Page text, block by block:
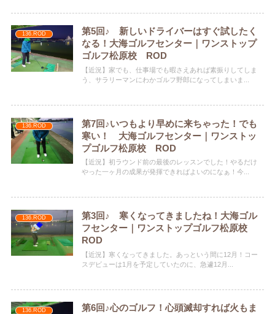
136.ROD
第5回♪ 新しいドライバーはすぐ試したく
なる！大海ゴルフセンター｜ワンストップ
ゴルフ松原校 ROD
【近況】家でも、仕事場でも暇さえあれば素振りしてしま
う、サラリーマンにわかゴルフ野郎になってしまいま...
136.ROD
第7回♪いつもより早めに来ちゃった！でも
寒い！ 大海ゴルフセンター｜ワンストッ
プゴルフ松原校 ROD
【近況】初ラウンド前の最後のレッスンでした！やるだけ
やった一ヶ月の成果が発揮できればよいのになぁ！今...
136.ROD
第3回♪ 寒くなってきましたね！大海ゴル
フセンター｜ワンストップゴルフ松原校
ROD
【近況】寒くなってきました。あっという間に12月！コー
スデビューは1月を予定していたのに、急遽12月...
136.ROD
第6回♪心のゴルフ！心頭滅却すれば火もま